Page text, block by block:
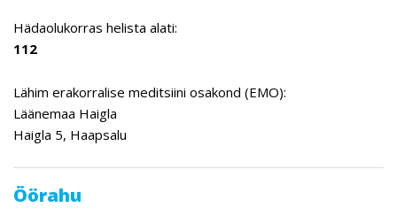
Hädaolukorras helista alati:
112
Lähim erakorralise meditsiini osakond (EMO):
Läänemaa Haigla
Haigla 5, Haapsalu
Öörahu